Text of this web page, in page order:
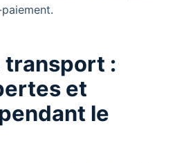
transport :
et
le